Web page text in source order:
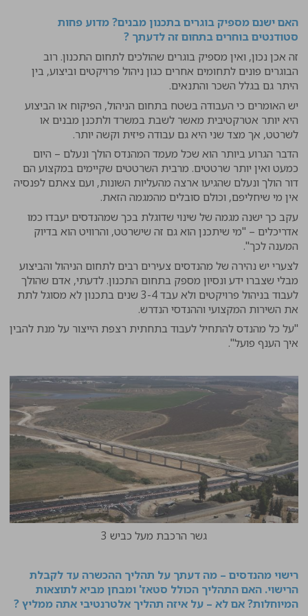
האם ישנם מספיק בוגרים בתכנון מבנים? מדוע פחות
סטודנטים בוחרים בתחום זה לדעתך ?
זה אכן נכון, ואין מספיק בוגרים שהולכים לתחום התכנון. רוב
הבוגרים פונים לתחומים אחרים כגון ניהול פרויקטים וביצוע, בין
היתר גם בגלל השכר והתנאים.
יש האומרים כי העבודה בשטח בתחום הניהול, הפיקוח או הביצוע
היא יותר אטרקטיבית מאשר לשבת במשרד ולתכנן מבנים או
לשרטט, אך מצד שני היא גם עבודה פיזית וקשה יותר.
הדבר הגרוע ביותר הוא שכל מעמד המהנדס הולך ונעלם – היום
כמעט ואין יותר שרטטים. מרבית השרטטים שקיימים במקצוע הם
דור הולך ונעלם שהגיעו ארצה מהעליות השונות, ועם צאתם לפנסיה
אין מי שיחליפם, וכולם סובלים מהמגמה הזאת.
עקב כך ישנה מגמה של שינוי שדוגלת בכך שמהנדסים יעבדו כמו
אדריכלים – "מי שיתכנן הוא גם זה שישרטט, והרוויט הוא בדיוק
המענה לכך".
לצערי יש נהירה של מהנדסים צעירים רבים לתחום הניהול והביצוע
מבלי שצברו ידע ונסיון מספק בתחום התכנון. לדעתי, אדם שהולך
לעבוד בניהול פרויקטים ולא עבד 3-4 שנים בתכנון לא מסוגל לתת
את השירות המקצועי וההנדסי הנדרש.
"על כל מהנדס להתחיל לעבוד בתחתית רצפת הייצור על מנת להבין
איך הענף פועל".
גשר הרכבת מעל כביש 3
רישוי מהנדסים – מה דעתך על תהליך ההכשרה עד לקבלת
הרישוי. האם התהליך הכולל סטאז' ומבחן מביא לתוצאות
המיוחלות? אם לא – על איזה תהליך אלטרנטיבי אתה ממליץ ?